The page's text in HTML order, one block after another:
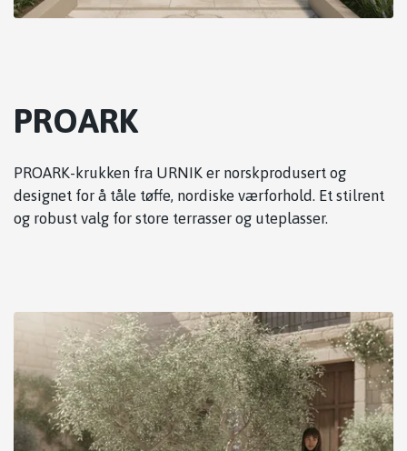
PROARK
PROARK-krukken fra URNIK er norskprodusert og
designet for å tåle tøffe, nordiske værforhold. Et stilrent
og robust valg for store terrasser og uteplasser.